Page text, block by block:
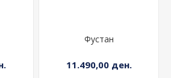
Фустан
11.490,00 ден.